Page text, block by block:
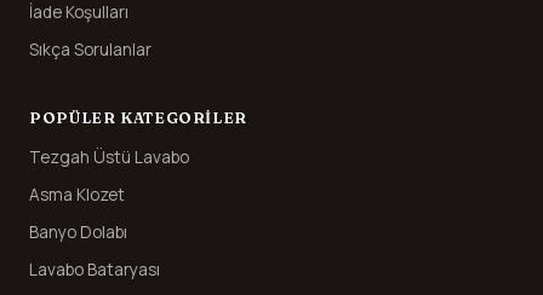
İade Koşulları
Sıkça Sorulanlar
POPÜLER KATEGORILER
Tezgah Üstü Lavabo
Asma Klozet
Banyo Dolabı
Lavabo Bataryası